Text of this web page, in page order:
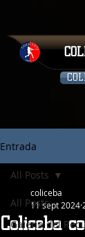
Entrada
All Posts
Galeria del
All Posts
Coliceba
coliceba
11 sept 2024